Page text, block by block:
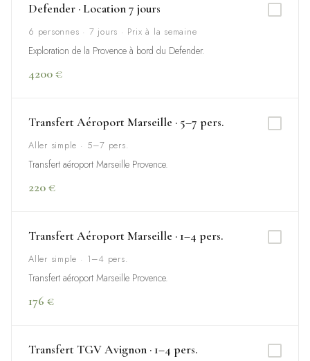
Defender · Location 7 jours
6 personnes · 7 jours · Prix à la semaine
Exploration de la Provence à bord du Defender.
4200 €
Transfert Aéroport Marseille · 5–7 pers.
Aller simple · 5–7 pers.
Transfert aéroport Marseille Provence.
220 €
Transfert Aéroport Marseille · 1–4 pers.
Aller simple · 1–4 pers.
Transfert aéroport Marseille Provence.
176 €
Transfert TGV Avignon · 1–4 pers.